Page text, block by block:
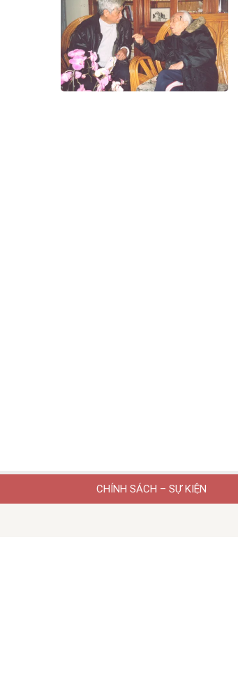
CHÍNH SÁCH – SỰ KIỆN